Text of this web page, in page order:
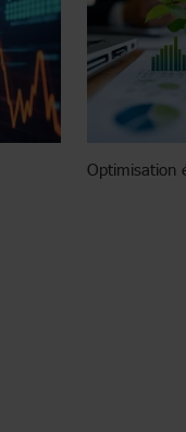
Optimisation